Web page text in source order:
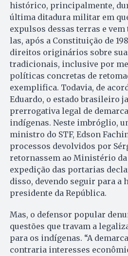
histórico, principalmente,
última ditadura militar em
expulsos dessas terras e
las, após a Constituição de
direitos originários sobre
tradicionais, inclusive por
políticas concretas de
exemplifica. Todavia, de
Eduardo, o estado brasileiro
prerrogativa legal de
indígenas. Neste imbróglio,
ministro do STF, Edson
processos devolvidos por
retornassem ao Ministério da
expedição das portarias
disso, devendo seguir para a
presidente da República.
Mas, o defensor popular
questões que travam a
para os indígenas. “A
contraria interesses